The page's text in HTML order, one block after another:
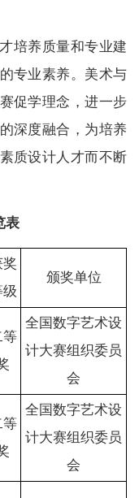
培养质量和专业建
专业素养。美术与
促学理念，进一步
深度融合，为培养
质设计人才而不断
表
奖
级
颁奖单位
等
全国数字艺术设
计大赛组织委员
会
等
全国数字艺术设
计大赛组织委员
会